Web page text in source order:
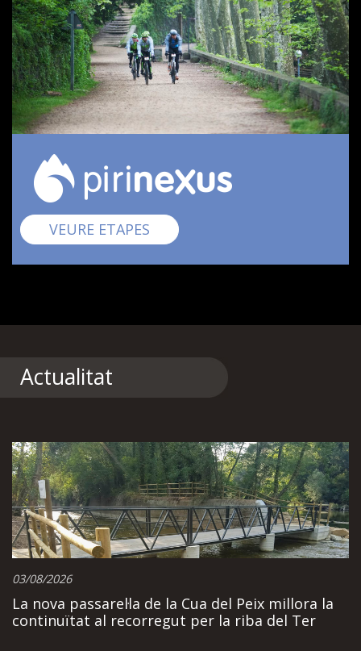
VEURE ETAPES Pirinexus
Actualitat
03/08/2026
La nova passarel·la de la Cua del Peix millora la
continuïtat al recorregut per la riba del Ter